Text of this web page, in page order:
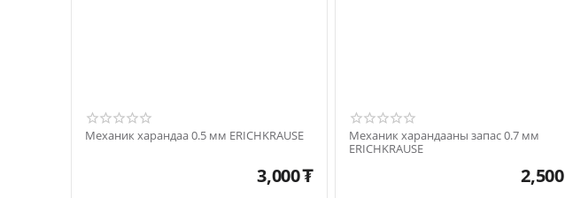
Механик харандаа 0.5 мм ERICHKRAUSE
3,000₮
Механик харандааны запас 0.7 мм
ERICHKRAUSE
2,500